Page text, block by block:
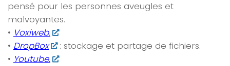
pensé pour les personnes aveugles et
malvoyantes.
• Voxiweb.
• DropBox
: stockage et partage de fichiers.
• Youtube.